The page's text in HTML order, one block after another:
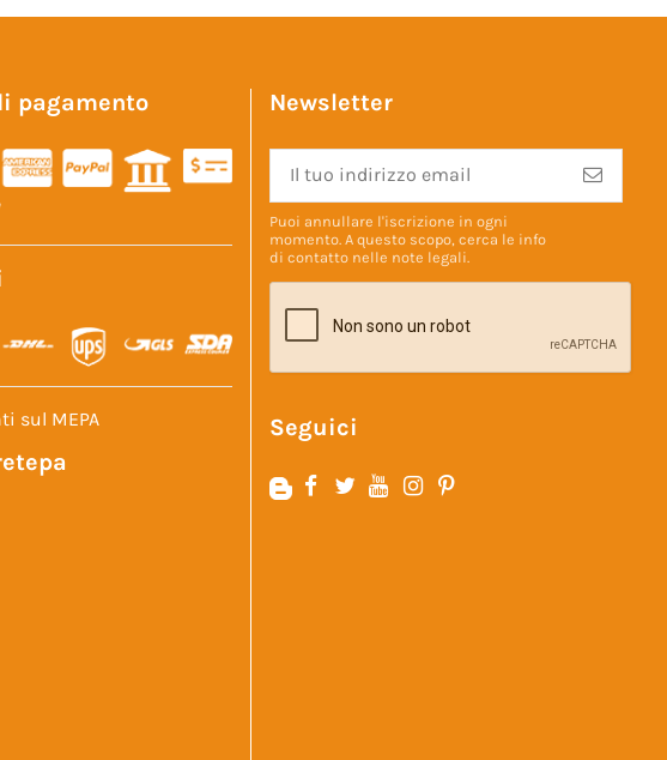
pagamento
sul MEPA
Newsletter
Puoi annullare l'iscrizione in ogni
momento. A questo scopo, cerca le info
di contatto nelle note legali.
Seguici